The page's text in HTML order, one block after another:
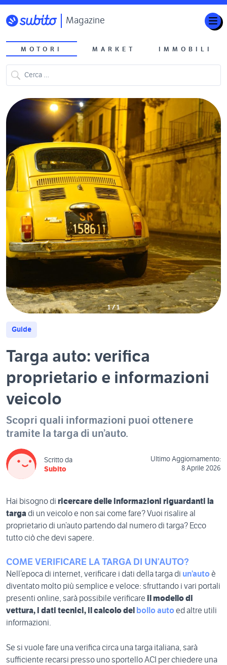
Magazine
MOTORI MARKET IMMOBILI
1 / 1
Guide
Targa auto: verifica
proprietario e informazioni
veicolo
Scopri quali informazioni puoi ottenere
tramite la targa di un’auto.
Scritto da
Subito
Ultimo Aggiornamento:
8 Aprile 2026
Hai bisogno di ricercare delle informazioni riguardanti la
targa di un veicolo e non sai come fare? Vuoi risalire al
proprietario di un’auto partendo dal numero di targa? Ecco
tutto ciò che devi sapere.
COME VERIFICARE LA TARGA DI UN’AUTO?
Nell’epoca di internet, verificare i dati della targa di un’auto è
diventato molto più semplice e veloce: sfruttando i vari portali
presenti online, sarà possibile verificare il modello di
vettura, i dati tecnici, il calcolo del
bollo auto ed altre utili
informazioni.
Se si vuole fare una verifica circa una targa italiana, sarà
sufficiente recarsi presso uno sportello ACI per chiedere una